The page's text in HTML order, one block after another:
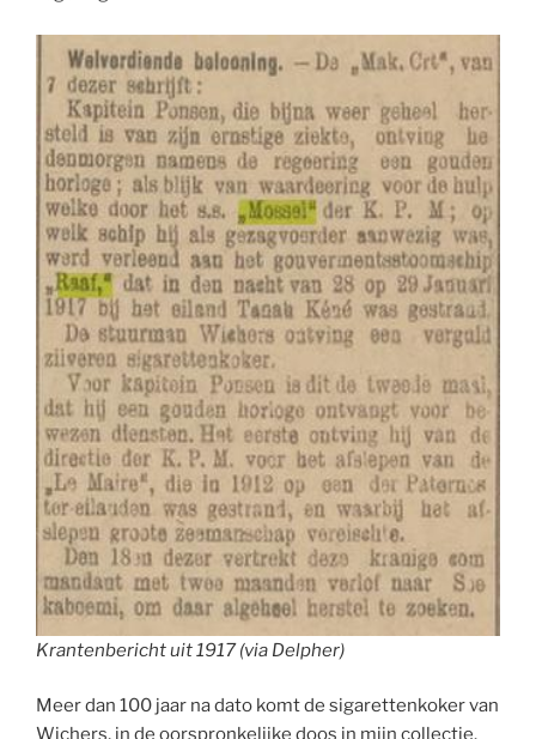
Krantenbericht uit 1917 (via Delpher)
Meer dan 100 jaar na dato komt de sigarettenkoker van
Wichers, in de oorspronkelijke doos in mijn collectie.